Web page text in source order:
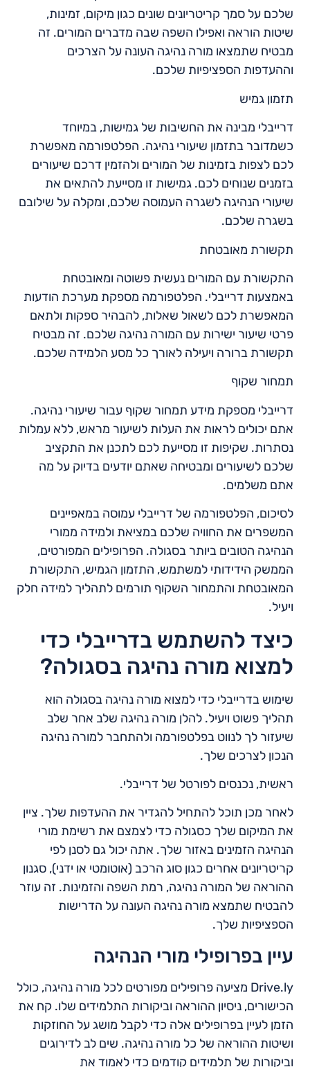
שלכם על סמך קריטריונים שונים כגון מיקום, זמינות,
שיטות הוראה ואפילו השפה שבה מדברים המורים. זה
מבטיח שתמצאו מורה נהיגה העונה על הצרכים
וההעדפות הספציפיות שלכם.
תזמון גמיש
דרייבלי מבינה את החשיבות של גמישות, במיוחד
כשמדובר בתזמון שיעורי נהיגה. הפלטפורמה מאפשרת
לכם לצפות בזמינות של המורים ולהזמין דרכם שיעורים
בזמנים שנוחים לכם. גמישות זו מסייעת להתאים את
שיעורי הנהיגה לשגרה העמוסה שלכם, ומקלה על שילובם
בשגרה שלכם.
תקשורת מאובטחת
התקשורת עם המורים נעשית פשוטה ומאובטחת
באמצעות דרייבלי. הפלטפורמה מספקת מערכת הודעות
המאפשרת לכם לשאול שאלות, להבהיר ספקות ולתאם
פרטי שיעור ישירות עם המורה נהיגה שלכם. זה מבטיח
תקשורת ברורה ויעילה לאורך כל מסע הלמידה שלכם.
תמחור שקוף
דרייבלי מספקת מידע תמחור שקוף עבור שיעורי נהיגה.
אתם יכולים לראות את העלות לשיעור מראש, ללא עמלות
נסתרות. שקיפות זו מסייעת לכם לתכנן את התקציב
שלכם לשיעורים ומבטיחה שאתם יודעים בדיוק על מה
אתם משלמים.
לסיכום, הפלטפורמה של דרייבלי עמוסה במאפיינים
המשפרים את החוויה שלכם במציאת ולמידה ממורי
הנהיגה הטובים ביותר בסגולה. הפרופילים המפורטים,
הממשק הידידותי למשתמש, התזמון הגמיש, התקשורת
המאובטחת והתמחור השקוף תורמים לתהליך למידה חלק
ויעיל.
כיצד להשתמש בדרייבלי כדי
למצוא מורה נהיגה בסגולה?
שימוש בדרייבלי כדי למצוא מורה נהיגה בסגולה הוא
תהליך פשוט ויעיל. להלן מורה נהיגה שלב אחר שלב
שיעזור לך לנווט בפלטפורמה ולהתחבר למורה נהיגה
הנכון לצרכים שלך.
ראשית, נכנסים לפורטל של דרייבלי.
לאחר מכן תוכל להתחיל להגדיר את ההעדפות שלך. ציין
את המיקום שלך כסגולה כדי לצמצם את רשימת מורי
הנהיגה הזמינים באזור שלך. אתה יכול גם לסנן לפי
קריטריונים אחרים כגון סוג הרכב (אוטומטי או ידני), סגנון
ההוראה של המורה נהיגה, רמת השפה והזמינות. זה עוזר
להבטיח שתמצא מורה נהיגה העונה על הדרישות
הספציפיות שלך.
עיין בפרופילי מורי הנהיגה
Drive.ly מציעה פרופילים מפורטים לכל מורה נהיגה, כולל
הכישורים, ניסיון ההוראה וביקורות התלמידים שלו. קח את
הזמן לעיין בפרופילים אלה כדי לקבל מושג על החוזקות
ושיטות ההוראה של כל מורה נהיגה. שים לב לדירוגים
וביקורות של תלמידים קודמים כדי לאמוד את